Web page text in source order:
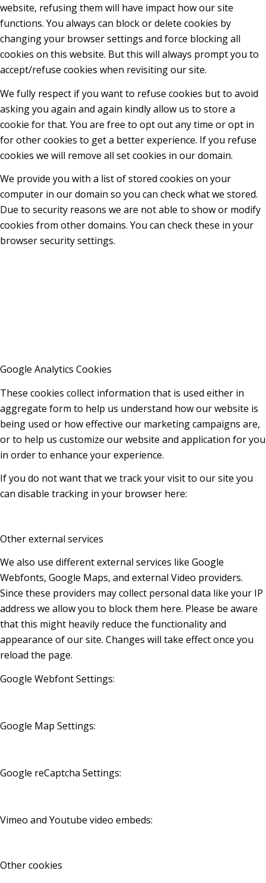
website, refusing them will have impact how our site
functions. You always can block or delete cookies by
changing your browser settings and force blocking all
cookies on this website. But this will always prompt you to
accept/refuse cookies when revisiting our site.
We fully respect if you want to refuse cookies but to avoid
asking you again and again kindly allow us to store a
cookie for that. You are free to opt out any time or opt in
for other cookies to get a better experience. If you refuse
cookies we will remove all set cookies in our domain.
We provide you with a list of stored cookies on your
computer in our domain so you can check what we stored.
Due to security reasons we are not able to show or modify
cookies from other domains. You can check these in your
browser security settings.
Google Analytics Cookies
These cookies collect information that is used either in
aggregate form to help us understand how our website is
being used or how effective our marketing campaigns are,
or to help us customize our website and application for you
in order to enhance your experience.
If you do not want that we track your visit to our site you
can disable tracking in your browser here:
Other external services
We also use different external services like Google
Webfonts, Google Maps, and external Video providers.
Since these providers may collect personal data like your IP
address we allow you to block them here. Please be aware
that this might heavily reduce the functionality and
appearance of our site. Changes will take effect once you
reload the page.
Google Webfont Settings:
Google Map Settings:
Google reCaptcha Settings:
Vimeo and Youtube video embeds:
Other cookies